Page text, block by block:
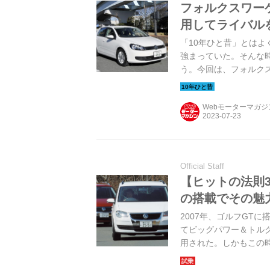
フォルクスワー
用してライバル
「10年ひと昔」とは
強まっていた。そんな
う。今回は、フォルク
Webモーターマガジ
Official Staff
【ヒットの法
の搭載でその魅
2007年、ゴルフGTに
てビッグパワー＆トル
用された。しかもこの
はゴルフトゥーランの